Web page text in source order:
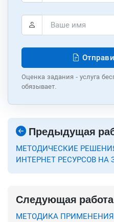
Оценка задания - услуга
обязывает.
Предыдущая
МЕТОДИЧЕСКИЕ
ИНТЕРНЕТ РЕСУРСОВ НА
Следующая работа
МЕТОДИКА